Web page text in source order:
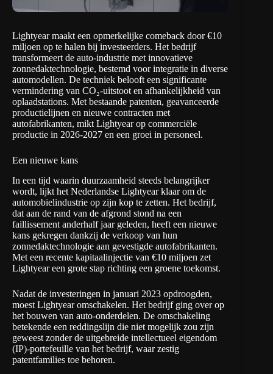
Lightyear maakt een opmerkelijke comeback door €10
miljoen op te halen bij investeerders. Het bedrijf
transformeert de auto-industrie met innovatieve
zonnedaktechnologie, bestemd voor integratie in diverse
automodellen. De techniek belooft een significante
vermindering van CO₂-uitstoot en afhankelijkheid van
oplaadstations. Met bestaande patenten, geavanceerde
productielijnen en nieuwe contracten met
autofabrikanten, mikt Lightyearop commerciële
productie in 2026-2027 en een groei in personeel.
Een nieuwe kans
In een tijd waarin duurzaamheid steeds belangrijker
wordt, lijkt het Nederlandse Lightyear klaar om de
automobielindustrie op zijn kop te zetten. Het bedrijf,
dat aan de rand van de afgrond stond na een
faillissement anderhalf jaar geleden, heeft een nieuwe
kans gekregen dankzij de verkoop van hun
zonnedaktechnologie aan gevestigde autofabrikanten.
Met een recente kapitaalinjectie van €10 miljoen zet
Lightyear een grote stap richting een groene toekomst.
Nadat de investeringen in januari 2023 opdroogden,
moest Lightyear omschakelen. Het bedrijf ging over op
het bouwen van auto-onderdelen. De omschakeling
betekende een reddingslijn die niet mogelijk zou zijn
geweest zonder de uitgebreide intellectueel eigendom
(IP)-portefeuille van het bedrijf, waar zestig
patentfamilies toe behoren.